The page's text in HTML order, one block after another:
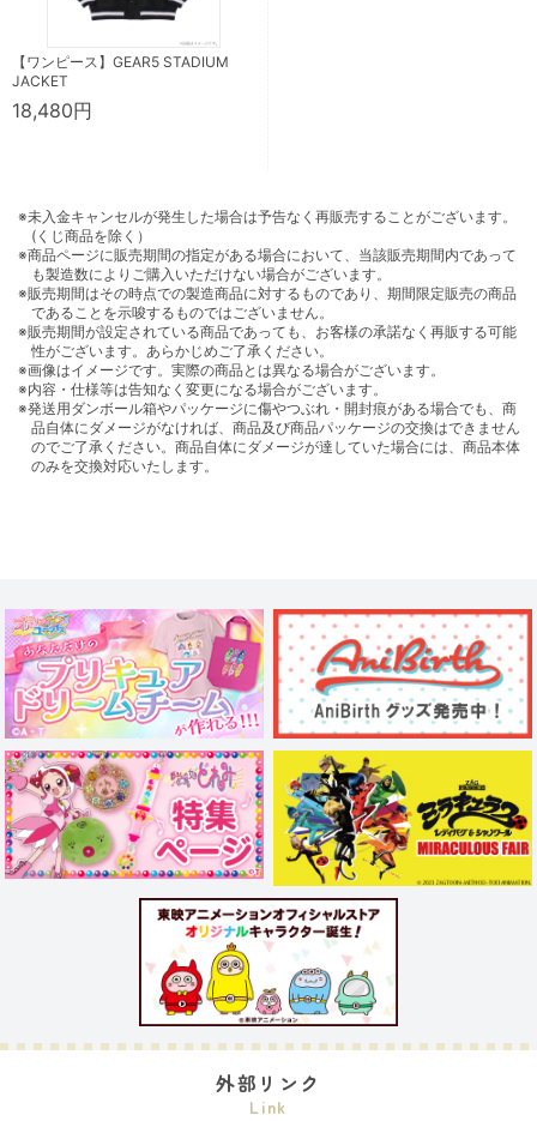
【ワンピース】GEAR5 STADIUM
JACKET
18,480円
※未入金キャンセルが発生した場合は予告なく再販売することがございます。
(くじ商品を除く）
※商品ページに販売期間の指定がある場合において、当該販売期間内であって
も製造数によりご購入いただけない場合がございます。
※販売期間はその時点での製造商品に対するものであり、期間限定販売の商品
であることを示唆するものではございません。
※販売期間が設定されている商品であっても、お客様の承諾なく再販する可能
性がございます。あらかじめご了承ください。
※画像はイメージです。実際の商品とは異なる場合がございます。
※内容・仕様等は告知なく変更になる場合がございます。
※発送用ダンボール箱やパッケージに傷やつぶれ・開封痕がある場合でも、商
品自体にダメージがなければ、商品及び商品パッケージの交換はできません
のでご了承ください。商品自体にダメージが達していた場合には、商品本体
のみを交換対応いたします。
外部リンク
Link